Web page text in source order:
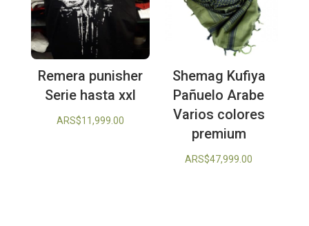
Remera punisher
Serie hasta xxl
ARS$11,999.00
Shemag Kufiya
Pañuelo Arabe
Varios colores
premium
ARS$47,999.00